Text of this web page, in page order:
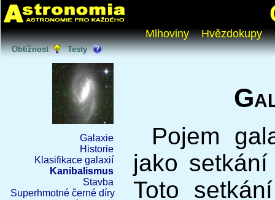
Mlhoviny Hvězdokupy
Obtížnost Testy
Galaxie
Historie
Klasifikace galaxií
Kanibalismus
Stavba
Superhmotné černé díry
Pojem
jako
Toto